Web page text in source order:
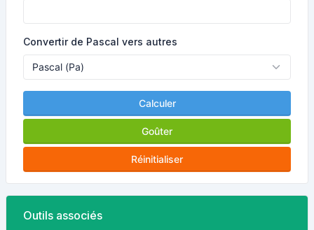
Convertir de Pascal vers autres
Calculer
Goûter
Réinitialiser
Outils associés